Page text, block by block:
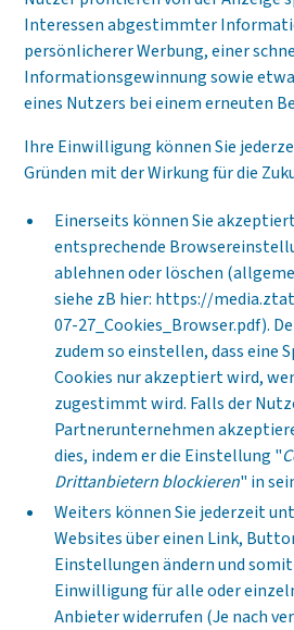
Interessen abgestimmter
persönlicherer Werbung, einer
Informationsgewinnung sowie
eines Nutzers bei einem erneuten
Ihre Einwilligung können Sie
Gründen mit der Wirkung für die
Einerseits können Sie
entsprechende
ablehnen oder löschen
siehe zB hier: https://
07-27_Cookies_Browser.pdf).
zudem so einstellen, dass eine
Cookies nur akzeptiert wird,
zugestimmt wird. Falls der
Partnerunternehmen
dies, indem er die Einstellung "
Drittanbietern blockieren" in
Weiters können Sie jederzeit
Websites über einen Link,
Einstellungen ändern und
Einwilligung für alle oder
Anbieter widerrufen (Je nach